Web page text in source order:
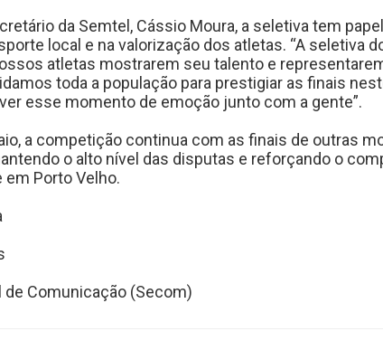
da Semtel, Cássio Moura, a seletiva tem
local e na valorização dos atletas. “A seletiva
atletas mostrarem seu talento e
toda a população para prestigiar as finais
esse momento de emoção junto com a gente”.
a competição continua com as finais de outras
o alto nível das disputas e reforçando o
Porto Velho.
Comunicação (Secom)